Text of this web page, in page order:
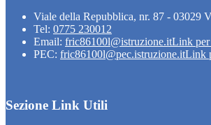
Viale della Repubblica, nr. 87 - 03029
Tel: 0775 230012
Email: fric86100l@istruzione.itLink per
PEC: fric86100l@pec.istruzione.itLink
Sezione Link Utili